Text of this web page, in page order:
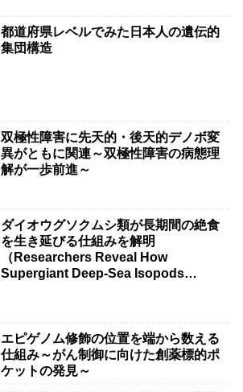
都道府県レベルでみた日本人の遺伝的
集団構造
双極性障害に先天的・後天的デノボ変
異がともに関連～双極性障害の病態理
解が一歩前進～
ダイオウグソクムシ類が長期間の絶食
を生き延びる仕組みを解明
（Researchers Reveal How
Supergiant Deep-Sea Isopods
エピゲノム修飾の位置を端から数える
仕組み～がん制御に向けた創薬標的ポ
ケットの発見～